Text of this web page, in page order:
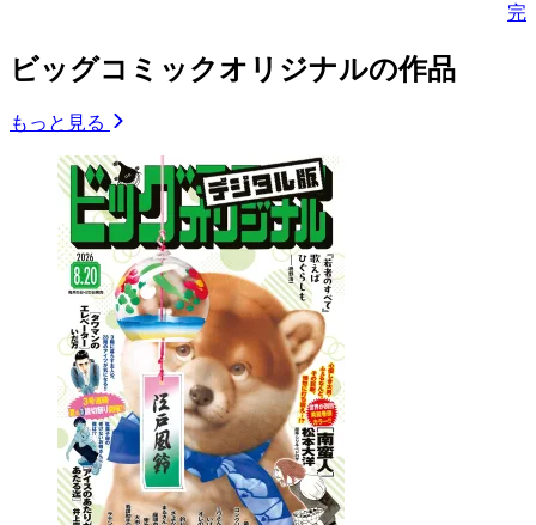
完
ビッグコミックオリジナルの作品
もっと見る